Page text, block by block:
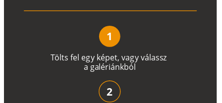
Tölts fel egy képet, vagyválassz
a galériánkból
1
2